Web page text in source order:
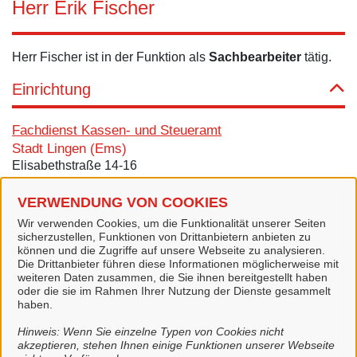
VERWENDUNG VON COOKIES
Wir verwenden Cookies, um die Funktionalität unserer Seiten
sicherzustellen, Funktionen von Drittanbietern anbieten zu
können und die Zugriffe auf unsere Webseite zu analysieren.
Die Drittanbieter führen diese Informationen möglicherweise mit
weiteren Daten zusammen, die Sie ihnen bereitgestellt haben
oder die sie im Rahmen Ihrer Nutzung der Dienste gesammelt
haben.
Hinweis: Wenn Sie einzelne Typen von Cookies nicht
akzeptieren, stehen Ihnen einige Funktionen unserer Webseite
Herr Erik Fischer
Herr Fischer ist in der Funktion als Sachbearbeiter tätig.
Einrichtung
Fachdienst Kassen- und Steueramt
Stadt Lingen (Ems)
Elisabethstraße 14-16
Zimmer: OLB-37
Kontakt
Tel.: 0591 9144-214
E-Mail: e.fischer@lingen.de
Alle zugeordneten Einrichtungen